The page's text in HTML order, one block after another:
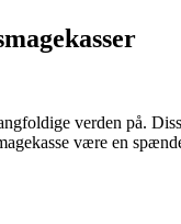
verden på.
være en